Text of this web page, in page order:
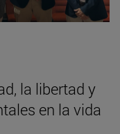
la libertad y
en la vida